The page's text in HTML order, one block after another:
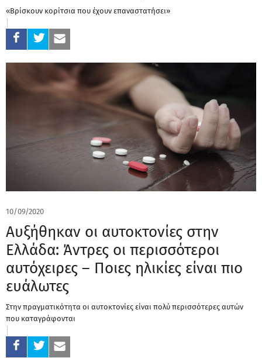
«Βρίσκουν κορίτσια που έχουν επαναστατήσει»
10/09/2020
Αυξήθηκαν οι αυτοκτονίες στην
Ελλάδα: Άντρες οι περισσότεροι
αυτόχειρες – Ποιες ηλικίες είναι πιο
ευάλωτες
Στην πραγματικότητα οι αυτοκτονίες είναι πολύ περισσότερες αυτών
που καταγράφονται